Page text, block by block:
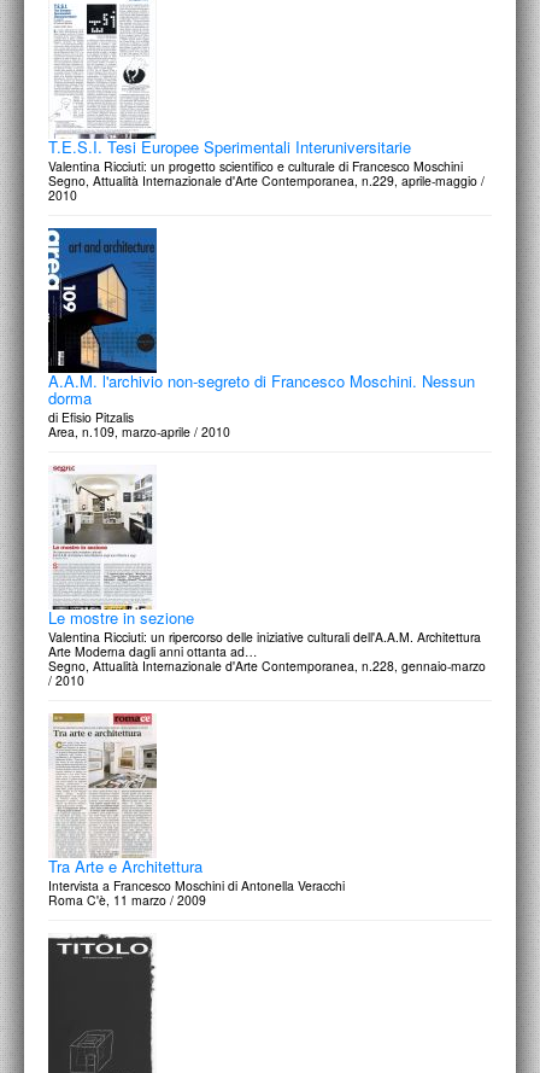
T.E.S.I. Tesi Europee Sperimentali Interuniversitarie
Valentina Ricciuti: un progetto scientifico e culturale di Francesco Moschini
Segno, Attualità Internazionale d'Arte Contemporanea, n.229, aprile-maggio /
2010
A.A.M. l'archivio non-segreto di Francesco Moschini. Nessun
dorma
di Efisio Pitzalis
Area, n.109, marzo-aprile / 2010
Le mostre in sezione
Valentina Ricciuti: un ripercorso delle iniziative culturali dell'A.A.M. Architettura
Arte Moderna dagli anni ottanta ad…
Segno, Attualità Internazionale d'Arte Contemporanea, n.228, gennaio-marzo
/ 2010
Tra Arte e Architettura
Intervista a Francesco Moschini di Antonella Veracchi
Roma C'è, 11 marzo / 2009